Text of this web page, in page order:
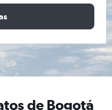
de Bogotá